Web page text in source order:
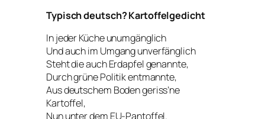
Typisch deutsch? Kartoffelgedicht
In jeder Küche unumgänglich
Und auch im Umgang unverfänglich
Steht die auch Erdapfel genannte,
Durch grüne Politik entmannte,
Aus deutschem Boden geriss’ne
Kartoffel,
Nun unter dem EU-Pantoffel.